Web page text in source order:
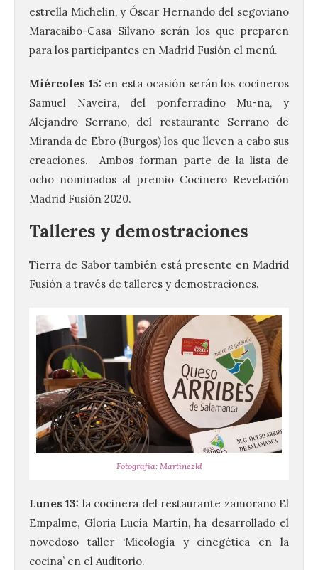
estrella Michelin, y Óscar Hernando del segoviano
Maracaibo-Casa Silvano serán los que preparen
para los participantes en Madrid Fusión el menú.
Miércoles 15: en esta ocasión serán los cocineros
Samuel Naveira, del ponferradino Mu-na, y
Alejandro Serrano, del restaurante Serrano de
Miranda de Ebro (Burgos) los que lleven a cabo sus
creaciones. Ambos forman parte de la lista de
ocho nominados al premio Cocinero Revelación
Madrid Fusión 2020.
Talleres y demostraciones
Tierra de Sabor también está presente en Madrid
Fusión a través de talleres y demostraciones.
Fotografía: Martínezld
Lunes 13: la cocinera del restaurante zamorano El
Empalme, Gloria Lucía Martín, ha desarrollado el
novedoso taller ‘Micología y cinegética en la
cocina’ en el Auditorio.